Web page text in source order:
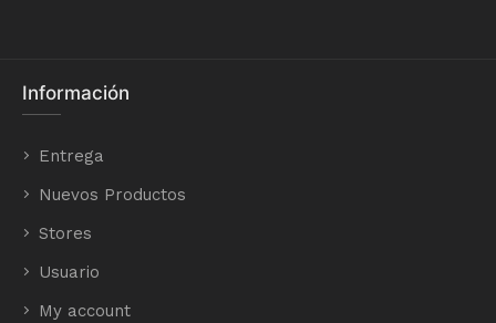
Información
Entrega
Nuevos Productos
Stores
Usuario
My account